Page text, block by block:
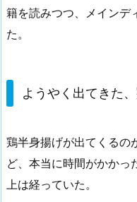
籍を読みつつ、メインデ
た。
ようやく出てきた
鶏半身揚げが出てくるの
ど、本当に時間がかかっ
上は経っていた。